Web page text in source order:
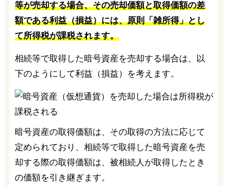
等が売却する場合、その売却価額と取得価額の差
額である利益（損益）には、原則「雑所得」とし
て所得税が課税されます。
相続等で取得した暗号資産を売却する場合は、以
下のようにして利益（損益）を考えます。
暗号資産の取得価額は、その取得の方法に応じて
定められており、相続等で取得した暗号資産を売
却する際の取得価額は、被相続人が取得したとき
の価額を引き継ぎます。